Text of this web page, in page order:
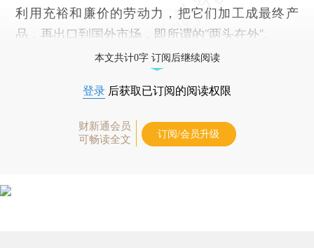
利用充裕和廉价的劳动力，把它们加工成最终产
品，再出口到国外市场，即所谓的“两头在外”。
本文共计0字 订阅后继续阅读
登录 后获取已订阅的阅读权限
财新通会员
可畅读全文
订阅/会员升级